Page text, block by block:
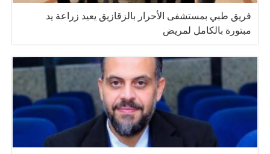
فريق طبي بمستشفى الأحرار بالزقازيق يعيد زراعة يد
مبتورة بالكامل لمريض